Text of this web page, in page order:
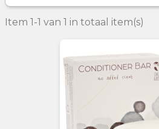
Item 1-1 van 1 in totaal item(s)